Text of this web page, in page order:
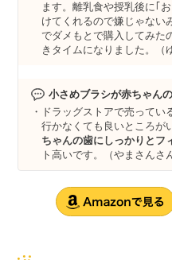
ます。離乳食や授乳後に｢
けてくれるので嫌じゃない
でダメもとで購入してみた
きタイムになりました。（
小さめブラシが赤ちゃん
ドラッグストアで売ってい
行かなくても良いところが
ちゃんの歯にしっかりとフ
ト高いです。（やまさんさ